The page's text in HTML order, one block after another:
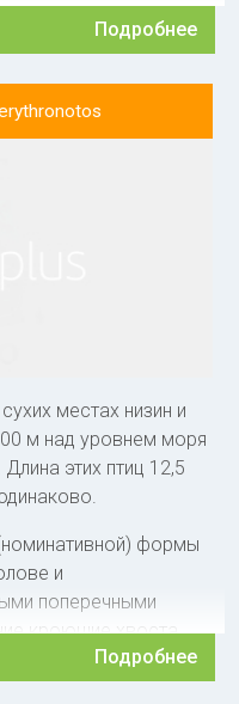
номинативной
от южных границ
реки Конго. У птиц
Ноги ко¬ричневато-
Подробнее
местах низин и
м над уровнем моря
этих птиц 12,5
формы
и
поперечными
кроющие хвоста
хвоста и рулевые
над глазом
Подробнее